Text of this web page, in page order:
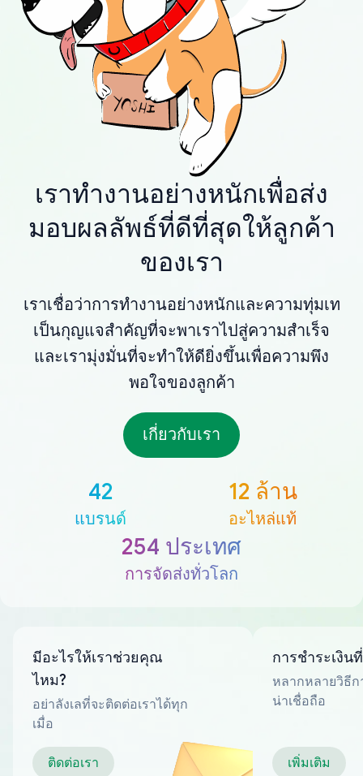
เราทำงานอย่างหนักเพื่อส่ง
มอบผลลัพธ์ที่ดีที่สุดให้ลูกค้า
ของเรา
เราเชื่อว่าการทำงานอย่างหนักและความทุ่มเท
เป็นกุญแจสำคัญที่จะพาเราไปสู่ความสำเร็จ
และเรามุ่งมั่นที่จะทำให้ดียิ่งขึ้นเพื่อความพึง
พอใจของลูกค้า
เกี่ยวกับเรา
42
แบรนด์
12 ล้าน
อะไหล่แท้
254 ประเทศ
การจัดส่งทั่วโลก
มีอะไรให้เราช่วยคุณ
ไหม?
อย่าลังเลที่จะติดต่อเราได้ทุก
เมื่อ
ติดต่อเรา
การชำระเงิน
หลากหลายวิธีก
น่าเชื่อถือ
เพิ่มเติม